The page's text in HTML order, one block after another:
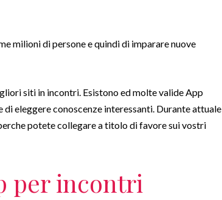
milioni di persone e quindi di imparare nuove
siti in incontri. Esistono ed molte valide App
eleggere conoscenze interessanti. Durante attuale
potete collegare a titolo di favore sui vostri
per incontri